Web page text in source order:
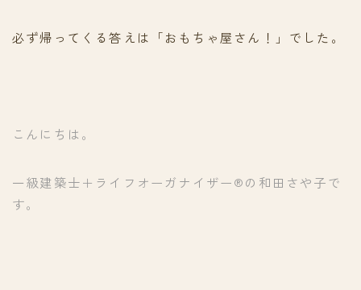
必ず帰ってくる答えは「おもちゃ屋さん！」でした。
こんにちは。
一級建築士＋ライフオーガナイザー®の和田さや子で
す。